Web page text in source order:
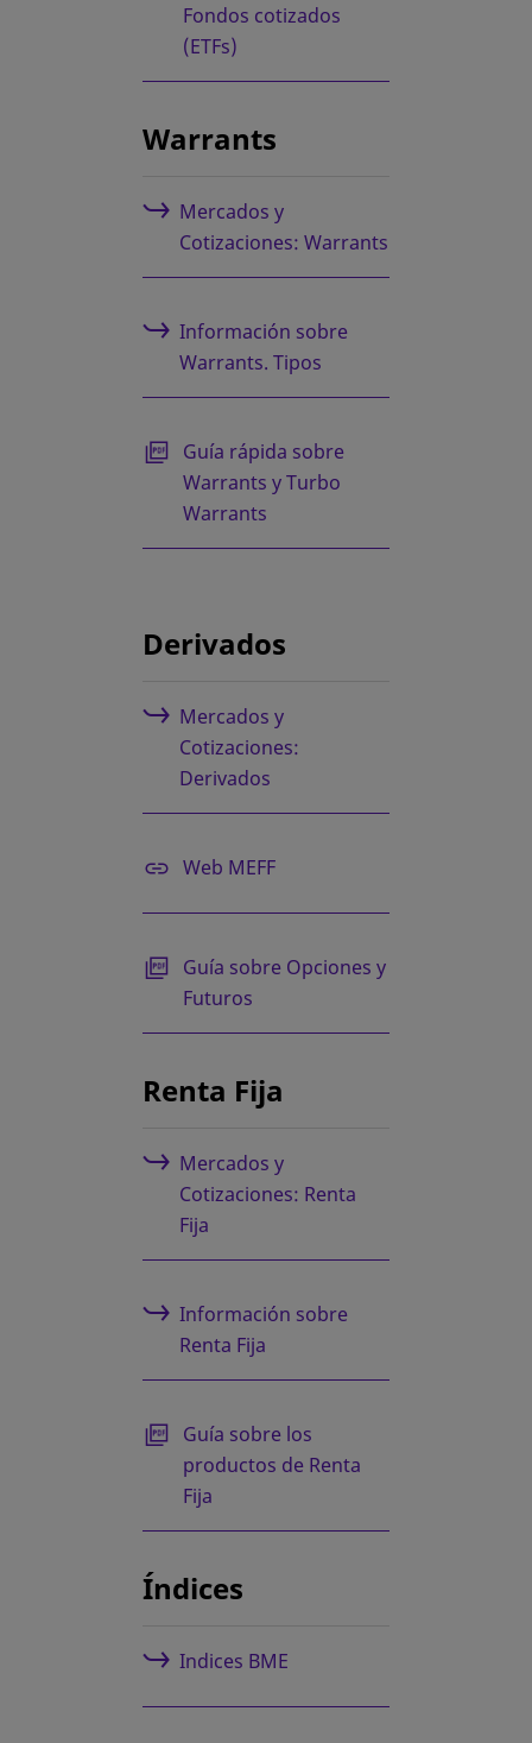
Fondos cotizados
(ETFs)
Warrants
Mercados y
Cotizaciones: Warrants
Información sobre
Warrants. Tipos
Guía rápida sobre
Warrants y Turbo
Warrants
se abre en una pestaña nueva
Derivados
Mercados y
Cotizaciones:
Derivados
Web MEFF
se abre en una pestaña nueva
Guía sobre Opciones y
Futuros
se abre en una pestaña nueva
Renta Fija
Mercados y
Cotizaciones: Renta
Fija
Información sobre
Renta Fija
Guía sobre los
productos de Renta
Fija
se abre en una pestaña nueva
Índices
Indices BME